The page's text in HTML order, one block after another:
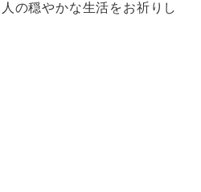
の穏やかな生活をお祈りし